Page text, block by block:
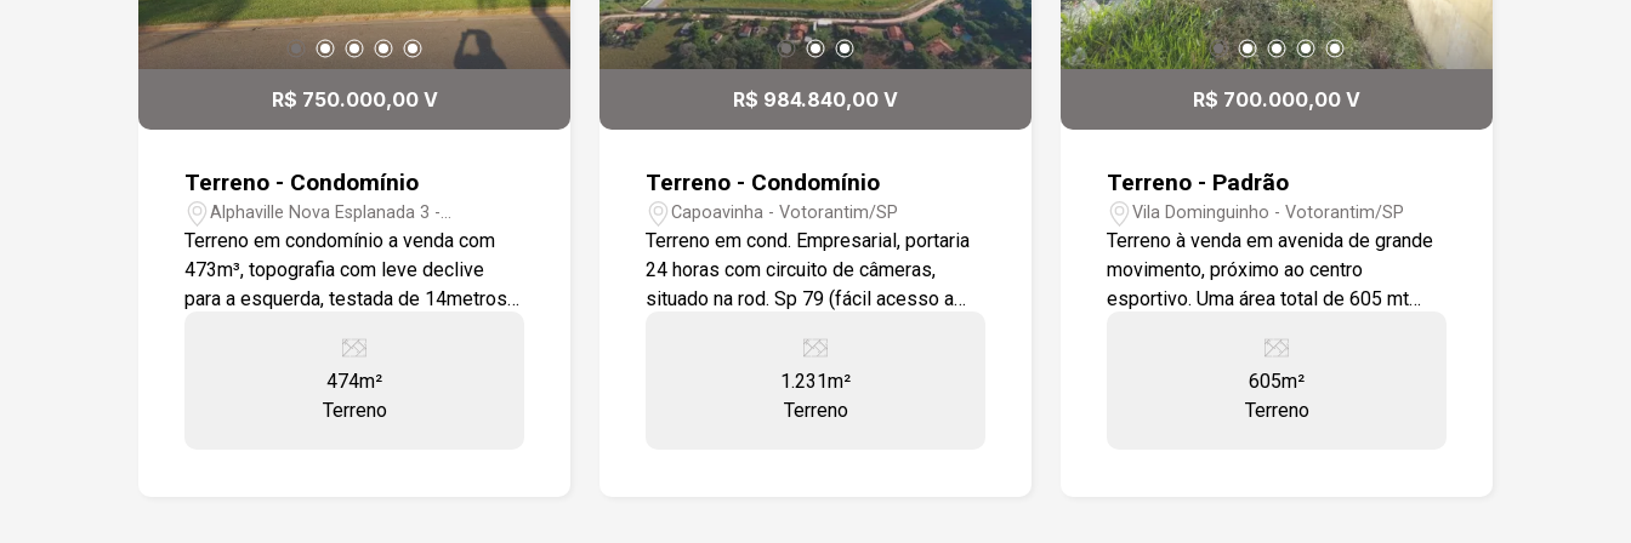
Supermercados, rede de
supermercados a poucos minutos.
materiais de construção e decoração
comercial com diversas lojas e
restaurantes. Parque Zoológico
Municipal Quinzinho de Barros,
referência de lazer e turismo na cidade.
Residencial Villa dos Inglezes, bairro
residencial consolidado nas
proximidades. Diferenciais: Região em
constante crescimento e valorização.
Excelente opção para expansão
R$ 750.000,00 V
Terreno - Condomínio
Alphaville Nova Esplanada 3 -
Votorantim/SP
Terreno em condomínio a venda com
473m³, topografia com leve declive
para a esquerda, testada de 14metros
segurança para toda a família.
474m²
Terreno
R$ 984.840,00 V
Terreno - Condomínio
Capoavinha - Votorantim/SP
Terreno em cond. Empresarial, portaria
24 horas com circuito de câmeras,
situado na rod. Sp 79 (fácil acesso a
1.231m²
Terreno
R$ 700.000,00 V
Terreno - Padrão
Vila Dominguinho - Votorantim/SP
Terreno à venda em avenida de grande
movimento, próximo ao centro
esportivo. Uma área total de 605 mt
construção de 151mt
605m²
Terreno